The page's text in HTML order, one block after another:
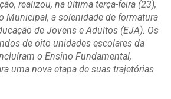
realizou, na última terça-feira (23),
Municipal, a solenidade de formatura
de Jovens e Adultos (EJA). Os
de oito unidades escolares da
o Ensino Fundamental,
uma nova etapa de suas trajetórias